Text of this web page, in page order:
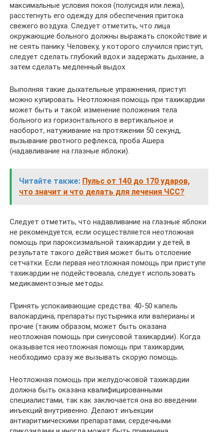
максимальные условия покоя (полусидя или лежа),
расстегнуть его одежду для обеспечения притока
свежего воздуха. Следует отметить, что лица
окружающие больного должны выражать спокойствие и
не сеять панику. Человеку, у которого случился приступ,
следует сделать глубокий вдох и задержать дыхание, а
затем сделать медленный выдох.
Выполняя такие дыхательные упражнения, приступ
можно купировать. Неотложная помощь при тахикардии
может быть и такой: изменение положения тела
больного из горизонтального в вертикальное и
наоборот, натуживание на протяжении 50 секунд,
вызывание рвотного рефлекса, проба Ашера
(надавливание на глазные яблоки).
Читайте также: Пульс от 140 до 170 ударов,
что значит и что делать для лечения ЧСС?
Следует отметить, что надавливание на глазные яблоки
не рекомендуется, если осуществляется неотложная
помощь при пароксизмальной тахикардии у детей, в
результате такого действия может быть отслоение
сетчатки. Если первая неотложная помощь при приступе
тахикардии не подействовала, следует использовать
медикаментозные методы.
Принять успокаивающие средства: 40-50 капель
валокардина, препараты пустырника или валерианы и
прочие (таким образом, может быть оказана
неотложная помощь при синусовой тахикардии). Когда
оказывается неотложная помощь при тахикардии,
необходимо сразу же вызывать скорую помощь.
Неотложная помощь при желудочковой тахикардии
должна быть оказана квалифицированными
специалистами, так как заключается она во введении
инъекций внутривенно. Делают инъекции
антиаритмическими препаратами, сердечными